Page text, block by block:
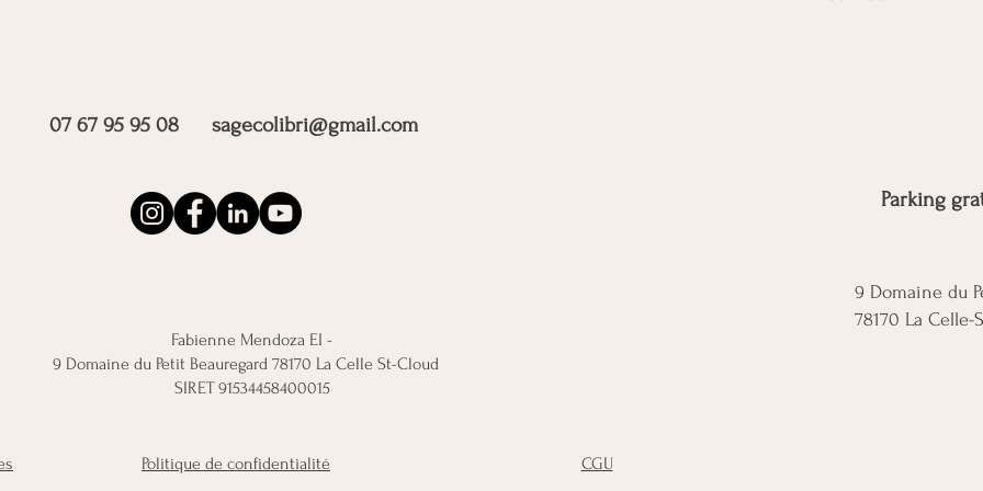
07 67 95 95 08 sagecolibri@gmail.com
Fabienne Mendoza EI -
9 Domaine du Petit Beauregard 78170 La Celle St-Cloud
SIRET 91534458400015
Politique de confidentialité CGU
Parking
9 Domaine du
78170 La Celle-